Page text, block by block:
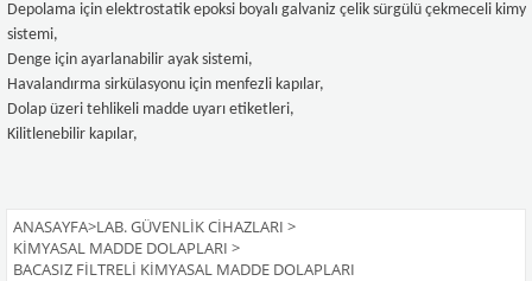
Depolama için elektrostatik epoksi boyalı galvaniz çelik sürgülü çekmeceli
sistemi,
Denge için ayarlanabilir ayak sistemi,
Havalandırma sirkülasyonu için menfezli kapılar,
Dolap üzeri tehlikeli madde uyarı etiketleri,
Kilitlenebilir kapılar,
ANASAYFA>LAB. GÜVENLIK CIHAZLARI >
KIMYASAL MADDE DOLAPLARI >
BACASIZ FILTRELI KIMYASAL MADDE DOLAPLARI